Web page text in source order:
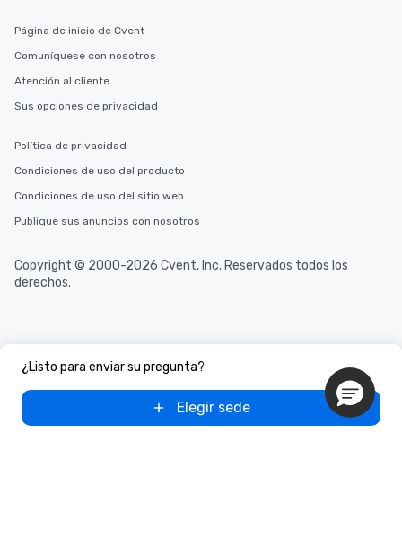
2.5 hours; our longest is about 5
hours, with optional add-ons and
¿Listo para enviar su pregunta?
Elegir sede
Página de inicio de Cvent
Comuníquese con nosotros
Atención al cliente
Sus opciones de privacidad
Política de privacidad
Condiciones de uso del producto
Condiciones de uso del sitio web
Publique sus anuncios con nosotros
Copyright © 2000-2026 Cvent, Inc. Reservados todos los
derechos.